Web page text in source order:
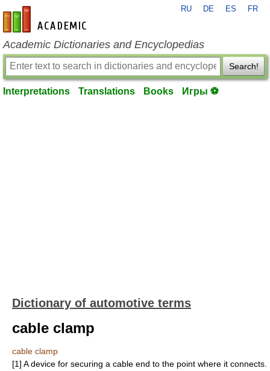
en-academic.com
RU DE ES FR
Academic Dictionaries and Encyclopedias
Search!
Interpretations Translations Books Игры ⚽
Dictionary of automotive terms
cable clamp
cable clamp
[1] A device for securing a cable end to the point where it connects.